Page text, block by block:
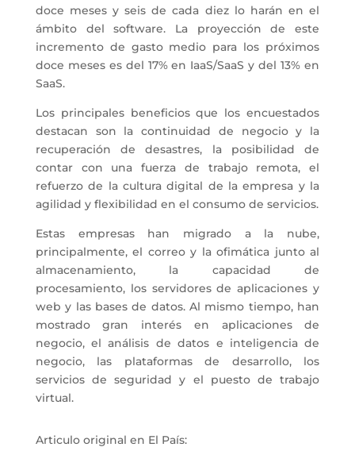
doce meses y seis de cada diez lo harán en el
ámbito del software. La proyección de este
incremento de gasto medio para los próximos
doce meses es del 17% en IaaS/SaaS y del 13% en
SaaS.
Los principales beneficios que los encuestados
destacan son la continuidad de negocio y la
recuperación de desastres, la posibilidad de
contar con una fuerza de trabajo remota, el
refuerzo de la cultura digital de la empresa y la
agilidad y flexibilidad en el consumo de servicios.
Estas empresas han migrado a la nube,
principalmente, el correo y la ofimática junto al
almacenamiento, la capacidad de
procesamiento, los servidores de aplicaciones y
web y las bases de datos. Al mismo tiempo, han
mostrado gran interés en aplicaciones de
negocio, el análisis de datos e inteligencia de
negocio, las plataformas de desarrollo, los
servicios de seguridad y el puesto de trabajo
virtual.
Articulo original en El País: